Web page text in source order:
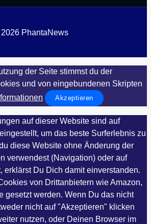
PhantaNews
der Seite stimmst du der
und von eingebundenen Skripten
Akzeptieren
auf dieser Website sind auf
um das beste Surferlebnis zu
diese Website ohne Änderung der
verwendest (Navigation) oder auf
erklärst Du Dich damit einverstanden.
von Drittanbietern wie Amazon,
gesetzt werden. Wenn Du das nicht
nicht auf "Akzeptieren" klicken
nutzen, oder Deinen Browser im